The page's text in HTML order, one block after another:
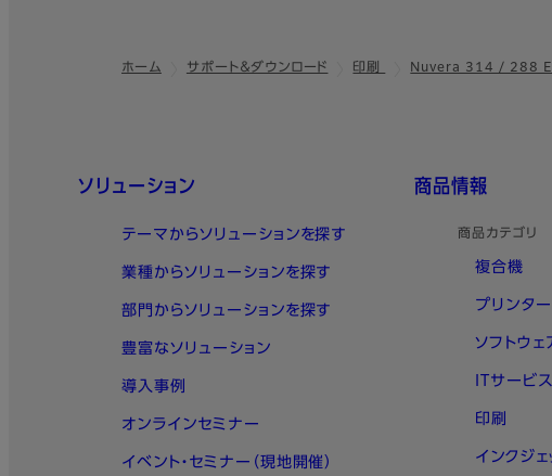
ホーム サポート＆ダウンロード 印刷 Nuvera 314 / 288
クイックリンク
ソリューション
テーマからソリューションを探す
業種からソリューションを探す
部門からソリューションを探す
豊富なソリューション
導入事例
オンラインセミナー
イベント・セミナー（現地開催）
商品情報
商品カテゴリ
複合機
プリンター
ソフトウェ
ITサービス
印刷
インクジ